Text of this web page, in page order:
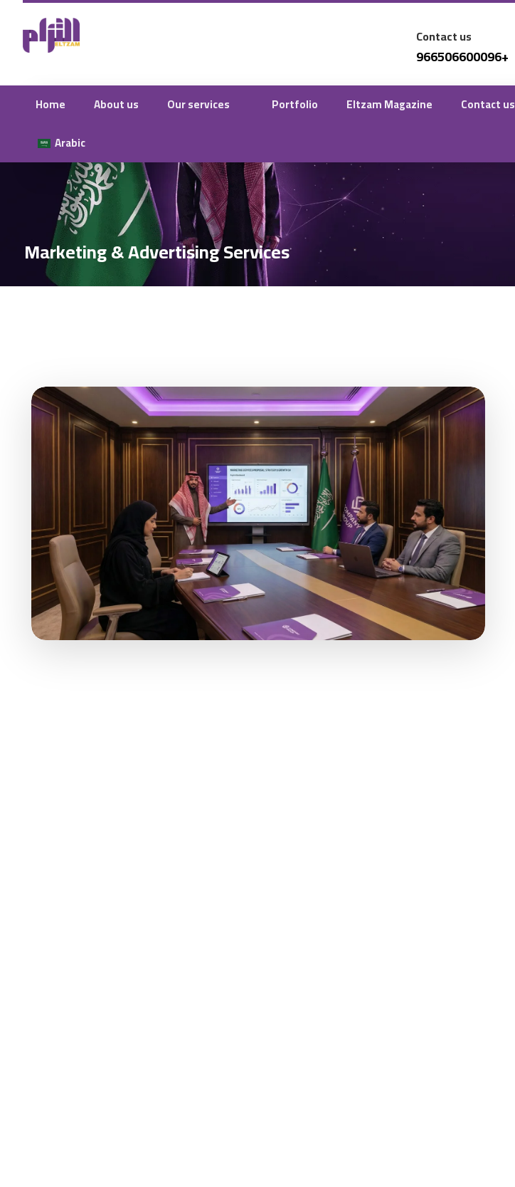
Contact us
966506600096+
Home About us Our services Portfolio Eltzam Magazine
Contact us
Arabic
Marketing & Advertising Services